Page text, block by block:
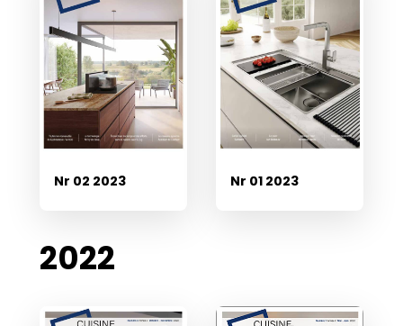
Nr 02 2023 Nr 01 2023
2022